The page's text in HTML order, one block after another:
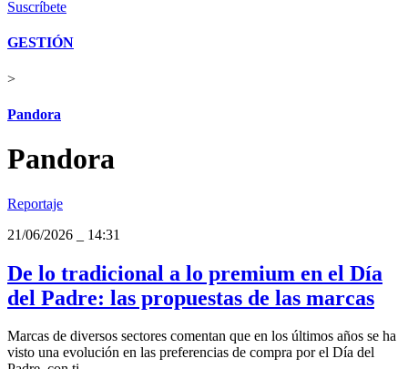
Suscríbete
GESTIÓN
>
Pandora
Pandora
Reportaje
21/06/2026
14:31
De lo tradicional a lo premium en el Día
del Padre: las propuestas de las marcas
Marcas de diversos sectores comentan que en los últimos años se ha
visto una evolución en las preferencias de compra por el Día del